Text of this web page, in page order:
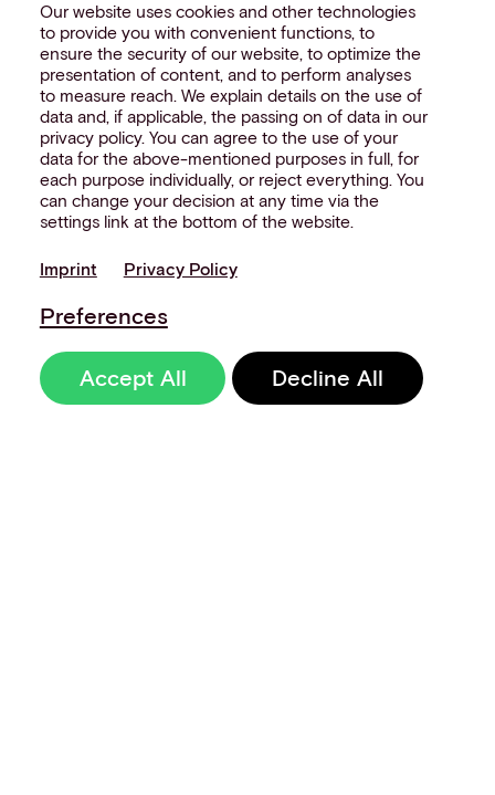
Our website uses cookies and other technologies
to provide you with convenient functions, to
ensure the security of our website, to optimize the
presentation of content, and to perform analyses
to measure reach. We explain details on the use of
data and, if applicable, the passing on of data in our
privacy policy. You can agree to the use of your
data for the above-mentioned purposes in full, for
each purpose individually, or reject everything. You
can change your decision at any time via the
settings link at the bottom of the website.
Imprint Privacy Policy
Preferences
Accept All Decline All